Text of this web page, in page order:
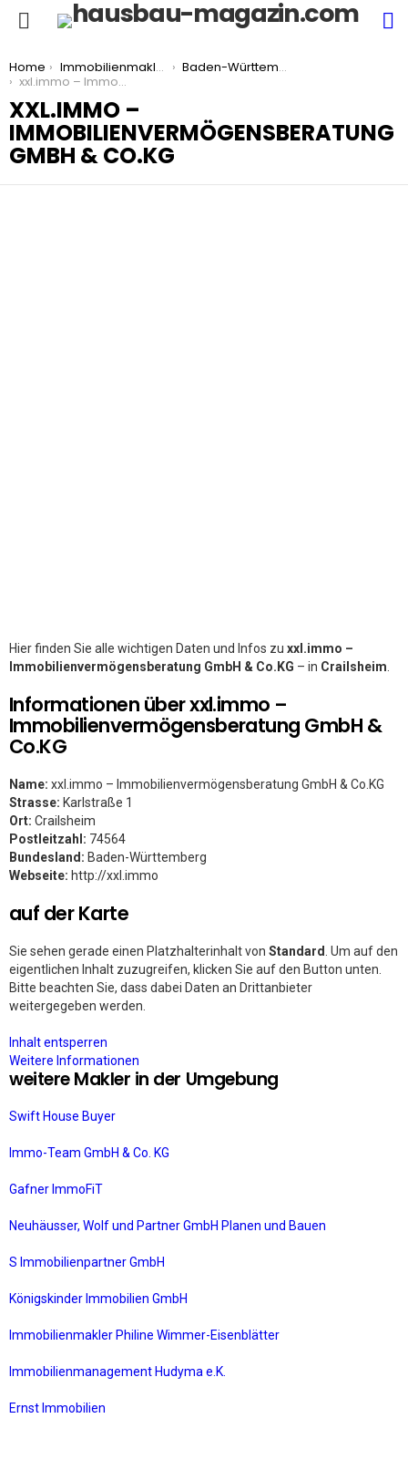
You are here:
Home Immobilienmakler
Baden-Württemberg
xxl.immo – Immobilienvermögensberatung GmbH & Co.KG
XXL.IMMO –
IMMOBILIENVERMÖGENSBERATUNG
GMBH & CO.KG
Hier finden Sie alle wichtigen Daten und Infos zu xxl.immo –
Immobilienvermögensberatung GmbH & Co.KG – in Crailsheim
Informationen über xxl.immo –
Immobilienvermögensberatung GmbH &
Co.KG
Name: xxl.immo – Immobilienvermögensberatung GmbH & Co.KG
Strasse: Karlstraße 1
Ort: Crailsheim
Postleitzahl: 74564
Bundesland: Baden-Württemberg
Webseite: http://xxl.immo
auf der Karte
Sie sehen gerade einen Platzhalterinhalt von Standard . Um auf den
eigentlichen Inhalt zuzugreifen, klicken Sie auf den Button unten.
Bitte beachten Sie, dass dabei Daten an Drittanbieter
weitergegeben werden.
Inhalt entsperren
Weitere Informationen
weitere Makler in der Umgebung
Swift House Buyer
Immo-Team GmbH & Co. KG
Gafner ImmoFiT
Neuhäusser, Wolf und Partner GmbH Planen und Bauen
S Immobilienpartner GmbH
Königskinder Immobilien GmbH
Immobilienmakler Philine Wimmer-Eisenblätter
Immobilienmanagement Hudyma e.K.
Ernst Immobilien